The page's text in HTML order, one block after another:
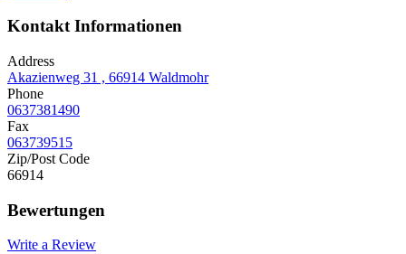
Kontakt Informationen
Address
Akazienweg 31 , 66914 Waldmohr
Phone
0637381490
Fax
063739515
Zip/Post Code
66914
Bewertungen
Write a Review